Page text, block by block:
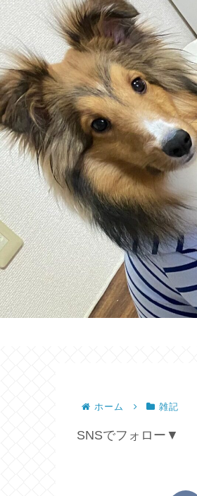
ホーム 雑記
SNSでフォロー▼